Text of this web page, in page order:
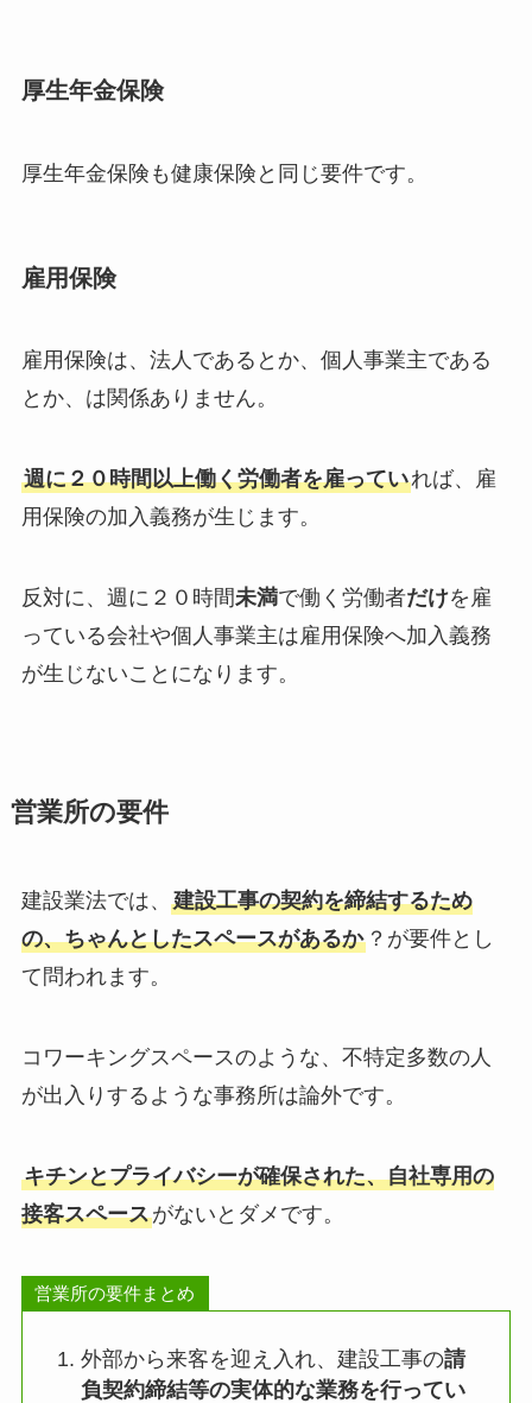
厚生年金保険
厚生年金保険も健康保険と同じ要件です。
雇用保険
雇用保険は、法人であるとか、個人事業主である
とか、は関係ありません。
週に２０時間以上働く労働者を雇っていれば、雇
用保険の加入義務が生じます。
反対に、週に２０時間未満で働く労働者だけを雇
っている会社や個人事業主は雇用保険へ加入義務
が生じないことになります。
営業所の要件
建設業法では、 建設工事の契約を締結するため
の、ちゃんとしたスペースがあるか？が要件とし
て問われます。
コワーキングスペースのような、不特定多数の人
が出入りするような事務所は論外です。
キチンとプライバシーが確保された、自社専用の
接客スペースがないとダメです。
営業所の要件まとめ
外部から来客を迎え入れ、建設工事の請
負契約締結等の実体的な業務を行ってい